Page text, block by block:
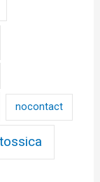
nocontact